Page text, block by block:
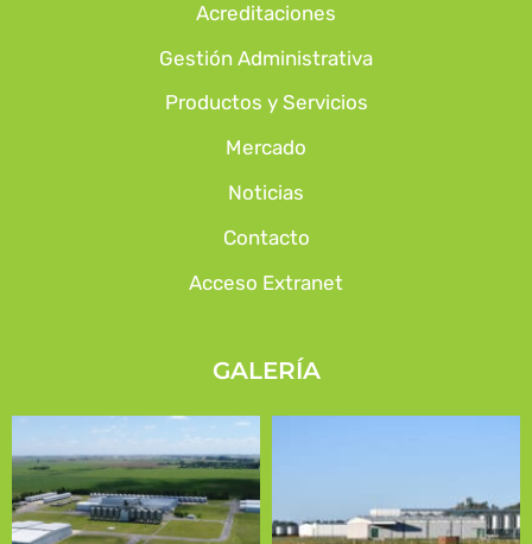
Acreditaciones
Gestión Administrativa
Productos y Servicios
Mercado
Noticias
Contacto
Acceso Extranet
GALERÍA